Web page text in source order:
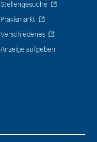
Stellengesuche
Praxismarkt
Verschiedenes
Anzeige aufgeben